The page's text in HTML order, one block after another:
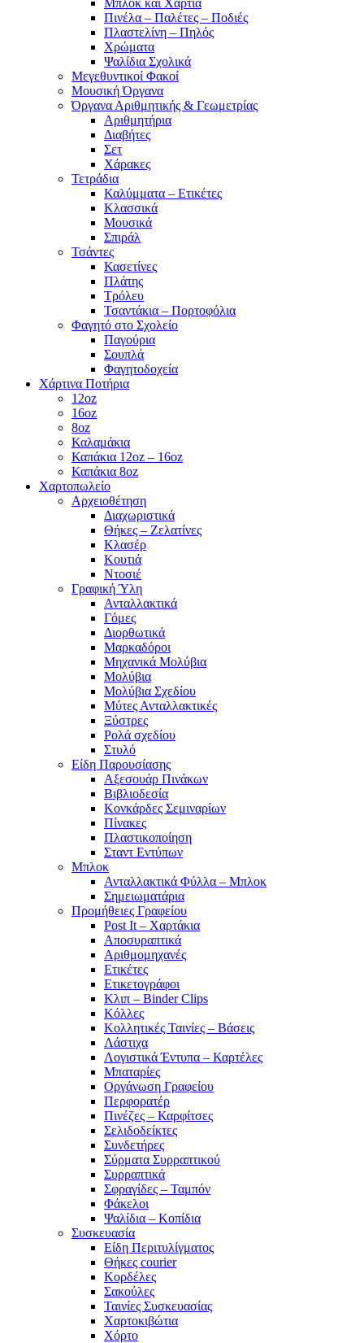
Πινέλα – Παλέτες – Ποδιές
Πλαστελίνη – Πηλός
Χρώματα
Ψαλίδια Σχολικά
Μεγεθυντικοί Φακοί
Μουσική Όργανα
Όργανα Αριθμητικής & Γεωμετρίας
Αριθμητήρια
Διαβήτες
Σετ
Χάρακες
Τετράδια
Καλύμματα – Ετικέτες
Κλασσικά
Μουσικά
Σπιράλ
Τσάντες
Κασετίνες
Πλάτης
Τρόλευ
Τσαντάκια – Πορτοφόλια
Φαγητό στο Σχολείο
Παγούρια
Σουπλά
Φαγητοδοχεία
Χάρτινα Ποτήρια
12oz
16oz
8oz
Καλαμάκια
Καπάκια 12oz – 16oz
Καπάκια 8oz
Χαρτοπωλείο
Αρχειοθέτηση
Διαχωριστικά
Θήκες – Ζελατίνες
Κλασέρ
Κουτιά
Ντοσιέ
Γραφική Ύλη
Ανταλλακτικά
Γόμες
Διορθωτικά
Μαρκαδόροι
Μηχανικά Μολύβια
Μολύβια
Μολύβια Σχεδίου
Μύτες Ανταλλακτικές
Ξύστρες
Ρολά σχεδίου
Στυλό
Είδη Παρουσίασης
Αξεσουάρ Πινάκων
Βιβλιοδεσία
Κονκάρδες Σεμιναρίων
Πίνακες
Πλαστικοποίηση
Σταντ Εντύπων
Μπλοκ
Ανταλλακτικά Φύλλα – Μπλοκ
Σημειωματάρια
Προμήθειες Γραφείου
Post It – Χαρτάκια
Αποσυραπτικά
Αριθμομηχανές
Ετικέτες
Ετικετογράφοι
Κλιπ – Binder Clips
Κόλλες
Κολλητικές Ταινίες – Βάσεις
Λάστιχα
Λογιστικά Έντυπα – Καρτέλες
Μπαταρίες
Οργάνωση Γραφείου
Περφορατέρ
Πινέζες – Καρφίτσες
Σελιδοδείκτες
Συνδετήρες
Σύρματα Συρραπτικού
Συρραπτικά
Σφραγίδες – Ταμπόν
Φάκελοι
Ψαλίδια – Κοπίδια
Συσκευασία
Είδη Περιτυλίγματος
Θήκες courier
Κορδέλες
Σακούλες
Ταινίες Συσκευασίας
Χαρτοκιβώτια
Χόρτο